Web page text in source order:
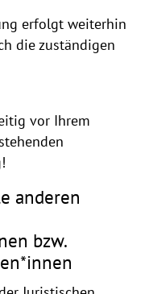
erfolgt weiterhin
die zuständigen
vor Ihrem
anderen
bzw.